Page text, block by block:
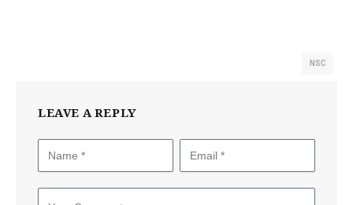
NSC
LEAVE A REPLY